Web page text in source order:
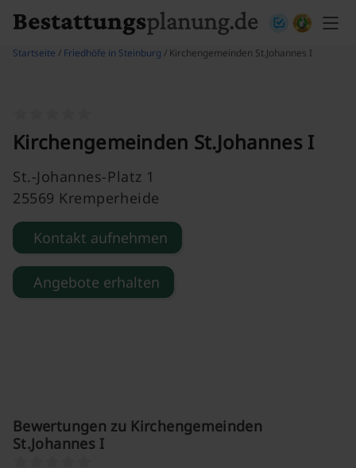
Startseite / Friedhöfe in Steinburg / Kirchengemeinden St.Johannes I
Kirchengemeinden St.Johannes I
St.-Johannes-Platz 1
25569 Kremperheide
Kontakt aufnehmen
Angebote erhalten
Bewertungen zu Kirchengemeinden
St.Johannes I